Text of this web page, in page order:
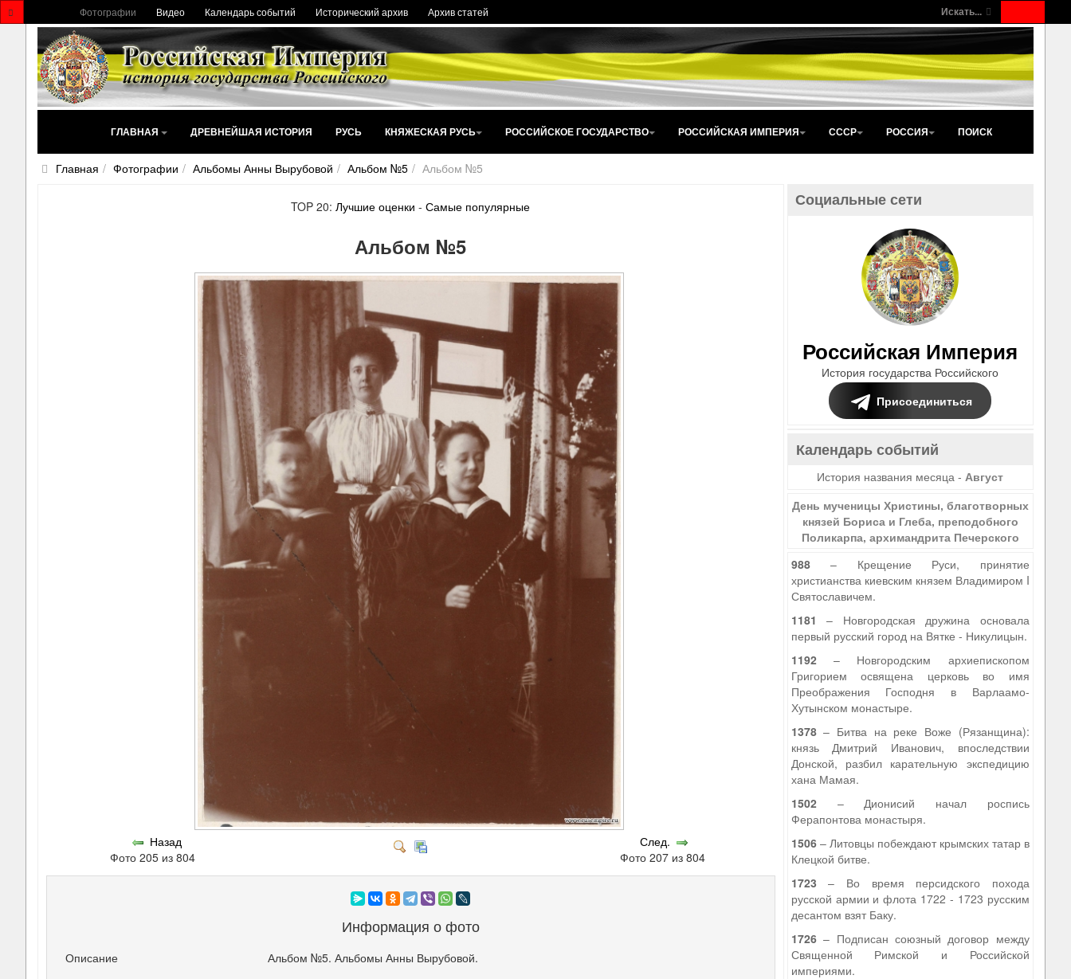
Искать...
Фотографии Видео Календарь событий Исторический архив Архив статей
ГЛАВНАЯ ДРЕВНЕЙШАЯ ИСТОРИЯ РУСЬ КНЯЖЕСКАЯ РУСЬ РОССИЙСКОЕ ГОСУДАРСТВО РОССИЙСКАЯ ИМПЕРИЯ СССР РОССИЯ ПОИСК
Главная Фотографии Альбомы Анны Вырубовой Альбом №5 Альбом №5
TOP 20:Лучшие оценки -Самые популярные
Альбом №5
Назад
Фото 205 из 804
След.
Фото 207 из 804
Информация о фото
Описание
Альбом №5. Альбомы Анны Вырубовой.
Социальные сети
Российская Империя
История государства Российского
Присоединиться
Календарь событий
История названия месяца -Август
День мученицы Христины, благотворных
князей Бориса и Глеба, преподобного
Поликарпа, архимандрита Печерского
988– Крещение Руси, принятие
христианства киевским князем Владимиром I
Святославичем.
1181 – Новгородская дружина основала
первый русский город на Вятке - Никулицын.
1192– Новгородским архиепископом
Григорием освящена церковь во имя
Преображения Господня в Варлаамо-
Хутынском монастыре.
1378– Битва на реке Воже (Рязанщина):
князь Дмитрий Иванович, впоследствии
Донской, разбил карательную экспедицию
хана Мамая.
1502– Дионисий начал роспись
Ферапонтова монастыря.
1506– Литовцы побеждают крымских татар в
Клецкой битве.
1723 – Во время персидского похода
русской армии и флота 1722 - 1723 русским
десантом взят Баку.
1726– Подписан союзный договор между
Священной Римской и Российской
империями.